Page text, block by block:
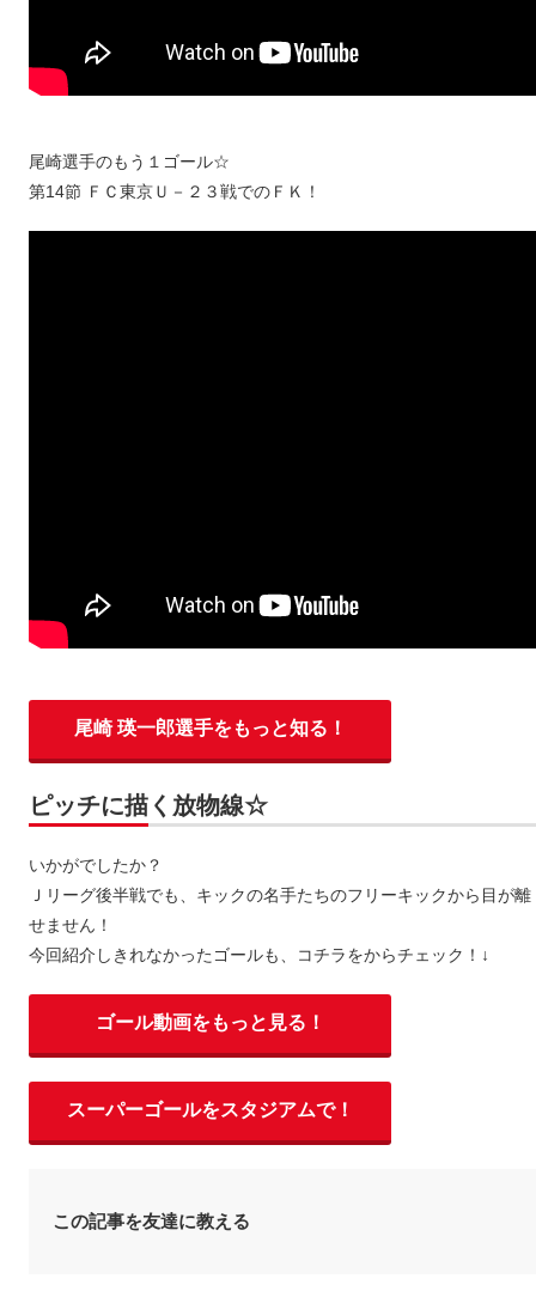
尾崎選手のもう１ゴール☆
第14節 ＦＣ東京Ｕ－２３戦でのＦＫ！
尾崎 瑛一郎選手をもっと知る！
ピッチに描く放物線☆
いかがでしたか？
Ｊリーグ後半戦でも、キックの名手たちのフリーキックから目が離
せません！
今回紹介しきれなかったゴールも、コチラをからチェック！↓
ゴール動画をもっと見る！
スーパーゴールをスタジアムで！
この記事を友達に教える